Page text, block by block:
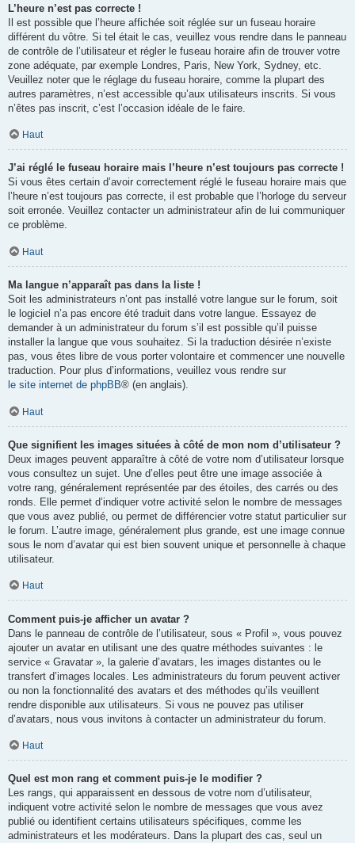
L’heure n’est pas correcte !
Il est possible que l’heure affichée soit réglée sur un fuseau horaire
différent du vôtre. Si tel était le cas, veuillez vous rendre dans le panneau
de contrôle de l’utilisateur et régler le fuseau horaire afin de trouver votre
zone adéquate, par exemple Londres, Paris, New York, Sydney, etc.
Veuillez noter que le réglage du fuseau horaire, comme la plupart des
autres paramètres, n’est accessible qu’aux utilisateurs inscrits. Si vous
n’êtes pas inscrit, c’est l’occasion idéale de le faire.
Haut
J’ai réglé le fuseau horaire mais l’heure n’est toujours pas correcte !
Si vous êtes certain d’avoir correctement réglé le fuseau horaire mais que
l’heure n’est toujours pas correcte, il est probable que l’horloge du serveur
soit erronée. Veuillez contacter un administrateur afin de lui communiquer
ce problème.
Haut
Ma langue n’apparaît pas dans la liste !
Soit les administrateurs n’ont pas installé votre langue sur le forum, soit
le logiciel n’a pas encore été traduit dans votre langue. Essayez de
demander à un administrateur du forum s’il est possible qu’il puisse
installer la langue que vous souhaitez. Si la traduction désirée n’existe
pas, vous êtes libre de vous porter volontaire et commencer une nouvelle
traduction. Pour plus d’informations, veuillez vous rendre sur
le site internet de phpBB® (en anglais).
Haut
Que signifient les images situées à côté de mon nom d’utilisateur ?
Deux images peuvent apparaître à côté de votre nom d’utilisateur lorsque
vous consultez un sujet. Une d’elles peut être une image associée à
votre rang, généralement représentée par des étoiles, des carrés ou des
ronds. Elle permet d’indiquer votre activité selon le nombre de messages
que vous avez publié, ou permet de différencier votre statut particulier sur
le forum. L’autre image, généralement plus grande, est une image connue
sous le nom d’avatar qui est bien souvent unique et personnelle à chaque
utilisateur.
Haut
Comment puis-je afficher un avatar ?
Dans le panneau de contrôle de l’utilisateur, sous « Profil », vous pouvez
ajouter un avatar en utilisant une des quatre méthodes suivantes : le
service « Gravatar », la galerie d’avatars, les images distantes ou le
transfert d’images locales. Les administrateurs du forum peuvent activer
ou non la fonctionnalité des avatars et des méthodes qu’ils veuillent
rendre disponible aux utilisateurs. Si vous ne pouvez pas utiliser
d’avatars, nous vous invitons à contacter un administrateur du forum.
Haut
Quel est mon rang et comment puis-je le modifier ?
Les rangs, qui apparaissent en dessous de votre nom d’utilisateur,
indiquent votre activité selon le nombre de messages que vous avez
publié ou identifient certains utilisateurs spécifiques, comme les
administrateurs et les modérateurs. Dans la plupart des cas, seul un